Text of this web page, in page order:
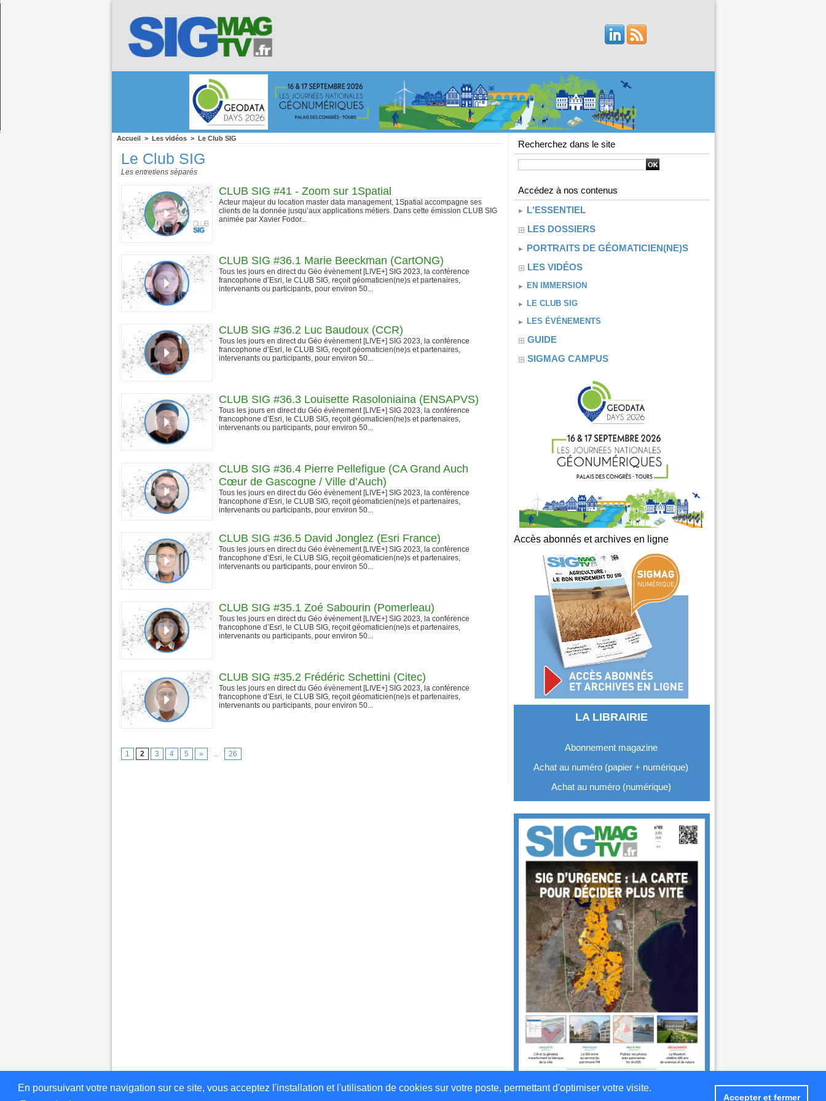
En poursuivant votre navigation sur ce site, vous acceptez l'installation et l'utilisation de cookies sur votre poste, permettant d'optimiser votre visite.
Accepter et fermer
Accueil > Les vidéos > Le Club SIG
Le Club SIG
Les entretiens séparés
CLUB SIG #41 - Zoom sur 1Spatial
Acteur majeur du location master data management, 1Spatial accompagne ses
clients de la donnée jusqu’aux applications métiers. Dans cette émission CLUB SIG
animée par Xavier Fodor...
CLUB SIG #36.1 Marie Beeckman (CartONG)
Tous les jours en direct du Géo évènement [LIVE+] SIG 2023, la conférence
francophone d’Esri, le CLUB SIG, reçoit géomaticien(ne)s et partenaires,
intervenants ou participants, pour environ 50...
CLUB SIG #36.2 Luc Baudoux (CCR)
Tous les jours en direct du Géo évènement [LIVE+] SIG 2023, la conférence
francophone d’Esri, le CLUB SIG, reçoit géomaticien(ne)s et partenaires,
intervenants ou participants, pour environ 50...
CLUB SIG #36.3 Louisette Rasoloniaina (ENSAPVS)
Tous les jours en direct du Géo évènement [LIVE+] SIG 2023, la conférence
francophone d’Esri, le CLUB SIG, reçoit géomaticien(ne)s et partenaires,
intervenants ou participants, pour environ 50...
CLUB SIG #36.4 Pierre Pellefigue (CA Grand Auch
Cœur de Gascogne / Ville d’Auch)
Tous les jours en direct du Géo évènement [LIVE+] SIG 2023, la conférence
francophone d’Esri, le CLUB SIG, reçoit géomaticien(ne)s et partenaires,
intervenants ou participants, pour environ 50...
CLUB SIG #36.5 David Jonglez (Esri France)
Tous les jours en direct du Géo évènement [LIVE+] SIG 2023, la conférence
francophone d’Esri, le CLUB SIG, reçoit géomaticien(ne)s et partenaires,
intervenants ou participants, pour environ 50...
CLUB SIG #35.1 Zoé Sabourin (Pomerleau)
Tous les jours en direct du Géo évènement [LIVE+] SIG 2023, la conférence
francophone d’Esri, le CLUB SIG, reçoit géomaticien(ne)s et partenaires,
intervenants ou participants, pour environ 50...
CLUB SIG #35.2 Frédéric Schettini (Citec)
Tous les jours en direct du Géo évènement [LIVE+] SIG 2023, la conférence
francophone d’Esri, le CLUB SIG, reçoit géomaticien(ne)s et partenaires,
intervenants ou participants, pour environ 50...
1 2 3 4 5 » ... 26
Recherchez dans le site
Accédez à nos contenus
L'ESSENTIEL
LES DOSSIERS
PORTRAITS DE GÉOMATICIEN(NE)S
LES VIDÉOS
EN IMMERSION
LE CLUB SIG
LES ÉVÉNEMENTS
GUIDE
SIGMAG CAMPUS
Accès abonnés et archives en ligne
LA LIBRAIRIE
Abonnement magazine
Achat au numéro (papier + numérique)
Achat au numéro (numérique)